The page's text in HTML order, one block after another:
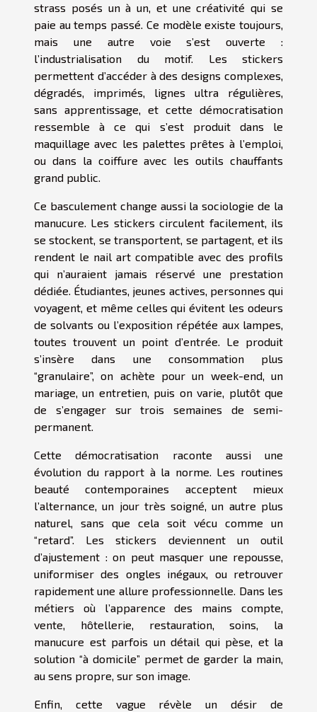
strass posés un à un, et une créativité qui se
paie au temps passé. Ce modèle existe toujours,
mais une autre voie s’est ouverte :
l’industrialisation du motif. Les stickers
permettent d’accéder à des designs complexes,
dégradés, imprimés, lignes ultra régulières,
sans apprentissage, et cette démocratisation
ressemble à ce qui s’est produit dans le
maquillage avec les palettes prêtes à l’emploi,
ou dans la coiffure avec les outils chauffants
grand public.
Ce basculement change aussi la sociologie de la
manucure. Les stickers circulent facilement, ils
se stockent, se transportent, se partagent, et ils
rendent le nail art compatible avec des profils
qui n’auraient jamais réservé une prestation
dédiée. Étudiantes, jeunes actives, personnes qui
voyagent, et même celles qui évitent les odeurs
de solvants ou l’exposition répétée aux lampes,
toutes trouvent un point d’entrée. Le produit
s’insère dans une consommation plus
“granulaire”, on achète pour un week-end, un
mariage, un entretien, puis on varie, plutôt que
de s’engager sur trois semaines de semi-
permanent.
Cette démocratisation raconte aussi une
évolution du rapport à la norme. Les routines
beauté contemporaines acceptent mieux
l’alternance, un jour très soigné, un autre plus
naturel, sans que cela soit vécu comme un
“retard”. Les stickers deviennent un outil
d’ajustement : on peut masquer une repousse,
uniformiser des ongles inégaux, ou retrouver
rapidement une allure professionnelle. Dans les
métiers où l’apparence des mains compte,
vente, hôtellerie, restauration, soins, la
manucure est parfois un détail qui pèse, et la
solution “à domicile” permet de garder la main,
au sens propre, sur son image.
Enfin, cette vague révèle un désir de